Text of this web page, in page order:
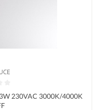
5 Sternen
230VAC 3000K/4000K